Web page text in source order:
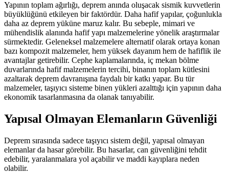
Yapının toplam ağırlığı, deprem anında oluşacak sismik kuvvetlerin
büyüklüğünü etkileyen bir faktördür. Daha hafif yapılar, çoğunlukla
daha az deprem yüküne maruz kalır. Bu sebeple, mimari ve
mühendislik alanında hafif yapı malzemelerine yönelik araştırmalar
sürmektedir. Geleneksel malzemelere alternatif olarak ortaya konan
bazı kompozit malzemeler, hem yüksek dayanım hem de hafiflik ile
avantajlar getirebilir. Cephe kaplamalarında, iç mekan bölme
duvarlarında hafif malzemelerin tercihi, binanın toplam kütlesini
azaltarak deprem davranışına faydalı bir katkı yapar. Bu tür
malzemeler, taşıyıcı sisteme binen yükleri azalttığı için yapının daha
ekonomik tasarlanmasına da olanak tanıyabilir.
Yapısal Olmayan Elemanların Güvenliği
Deprem sırasında sadece taşıyıcı sistem değil, yapısal olmayan
elemanlar da hasar görebilir. Bu hasarlar, can güvenliğini tehdit
edebilir, yaralanmalara yol açabilir ve maddi kayıplara neden
olabilir.